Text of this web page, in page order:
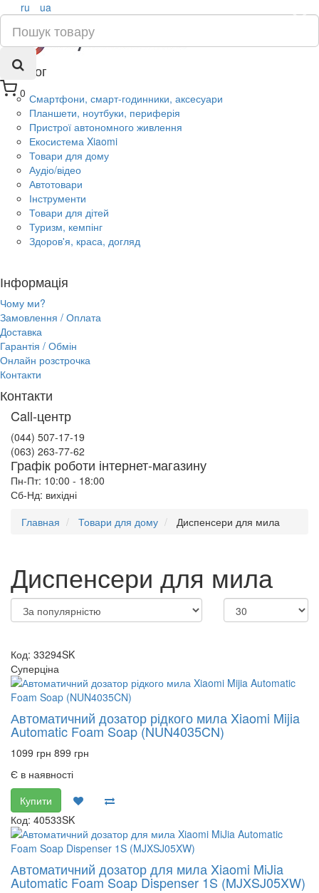
0
×
ru ua
Каталог
Смартфони, смарт-годинники, аксесуари
Планшети, ноутбуки, периферія
Пристрої автономного живлення
Екосистема Xiaomi
Товари для дому
Аудіо/відео
Автотовари
Інструменти
Товари для дітей
Туризм, кемпінг
Здоров'я, краса, догляд
Інформація
Чому ми?
Замовлення / Оплата
Доставка
Гарантія / Обмін
Онлайн розстрочка
Контакти
Контакти
Call-центр
(044) 507-17-19
(063) 263-77-62
Графік роботи інтернет-магазину
Пн-Пт: 10:00 - 18:00
Сб-Нд: вихідні
Главная
Товари для дому Диспенсери для мила
Диспенсери для мила
Код: 33294SK
Суперціна
Автоматичний дозатор рідкого мила Xiaomi Mijia
Automatic Foam Soap (NUN4035CN)
1099 грн 899 грн
Є в наявності
Купити
Код: 40533SK
Автоматичний дозатор для мила Xiaomi MiJia
Automatic Foam Soap Dispenser 1S (MJXSJ05XW)